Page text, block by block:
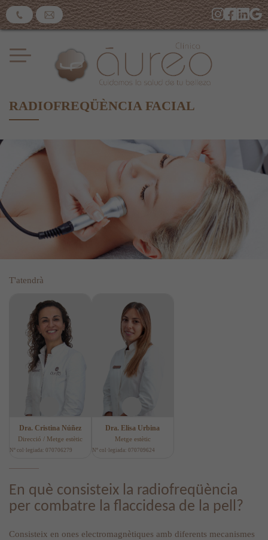
RADIOFREQÜÈNCIA FACIAL
T'atendrà
Dra. Cristina Núñez
Direcció / Metge estètic
Nº col·legiada: 070706279
Dra. Elisa Urbina
Metge estètic
Nº col·legiada: 070709624
En què consisteix la radiofreqüència
per combatre la flaccidesa de la pell?
Consisteix en ones electromagnètiques amb diferents mecanismes